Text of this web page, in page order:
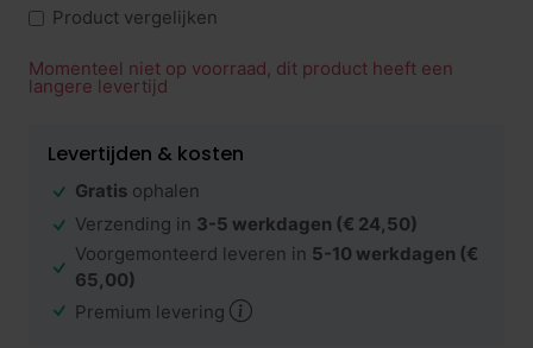
Product vergelijken
Momenteel niet op voorraad, dit product heeft een
langere levertijd
Levertijden & kosten
Gratis ophalen
Verzending in 3-5 werkdagen (€ 24,50)
Voorgemonteerd leveren in 5-10 werkdagen (€
65,00)
Premium levering